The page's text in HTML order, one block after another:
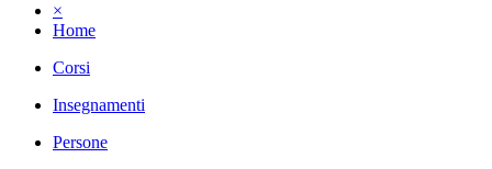
×
Home
Corsi
Insegnamenti
Persone